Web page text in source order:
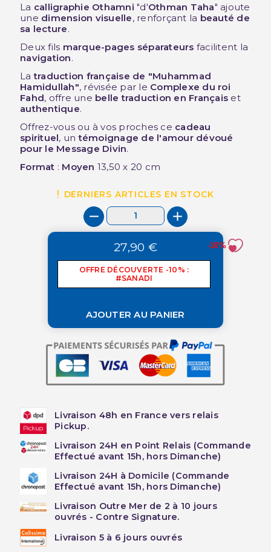
La calligraphie Othamni "d'Othman Taha" ajoute
une dimension visuelle, renforçant la beauté de
sa lecture.
Deux fils marque-pages séparateurs facilitent la
navigation.
Latraduction française de "Muhammad
Hamidullah", révisée par le Complexe du roi
Fahd, offre une belle traduction en Français et
authentique.
Offrez-vous ou à vos proches ce cadeau
spirituel, untémoignage de l'amour dévoué
pour le Message Divin.
Format : Moyen 13,50 x 20 cm
DERNIERS ARTICLES EN STOCK
27,90 €
OFFRE DÉCOUVERTE -10% :
#SANADI
-10%
AJOUTER AU PANIER
Livraison 48h en France vers relais
Pickup.
Livraison 24H en Point Relais (Commande
Effectué avant 15h, hors Dimanche)
Livraison 24H à Domicile (Commande
Effectué avant 15h, hors Dimanche)
Livraison Outre Mer de 2 à 10 jours
ouvrés - Contre Signature.
Livraison 5 à 6 jours ouvrés